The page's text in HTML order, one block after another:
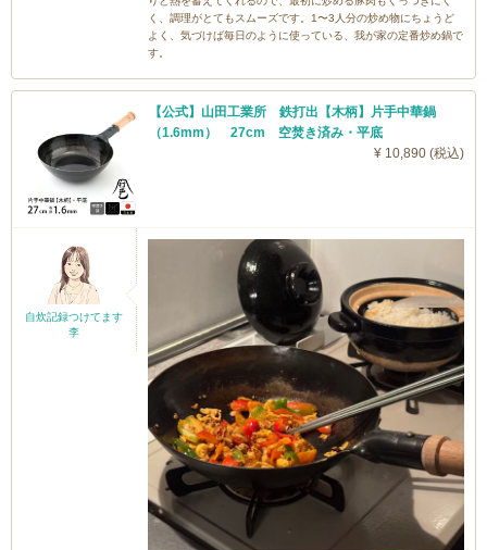
く、調理がとてもスムーズです。1〜3人分の炒め物にちょうど
よく、気づけば毎日のように使っている、我が家の定番炒め鍋で
す。
【公式】山田工業所 鉄打出【木柄】片手中華鍋
（1.6mm） 27cm 空焚き済み・平底
¥ 10,890 (税込)
自炊記録つけてます
李